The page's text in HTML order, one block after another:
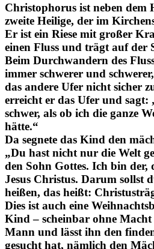
Christophorus ist neben dem
zweite Heilige, der im
Er ist ein Riese mit großer
einen Fluss und trägt auf der
Beim Durchwandern des
immer schwerer und
das andere Ufer nicht sicher
erreicht er das Ufer und sagt:
schwer, als ob ich die ganze
hätte.“
Da segnete das Kind den
„Du hast nicht nur die Welt
den Sohn Gottes. Ich bin der,
Jesus Christus. Darum sollst
heißen, das heißt:
Dies ist auch eine
Kind – scheinbar ohne
Mann und lässt ihn den
gesucht hat, nämlich den